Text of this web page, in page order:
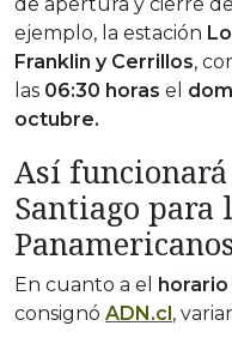
de apertura y cierre
ejemplo, la estación
Franklin y Cerrillos,
las 06:30 horas el
octubre.
Así
Santiago para
En cuanto a el
consignó ADN.cl ,